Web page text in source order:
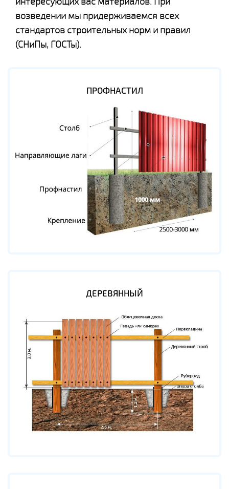
возведении мы придерживаемся всех
стандартов строительных норм и правил
(СНиПы, ГОСТы).
ПРОФНАСТИЛ
ДЕРЕВЯННЫЙ